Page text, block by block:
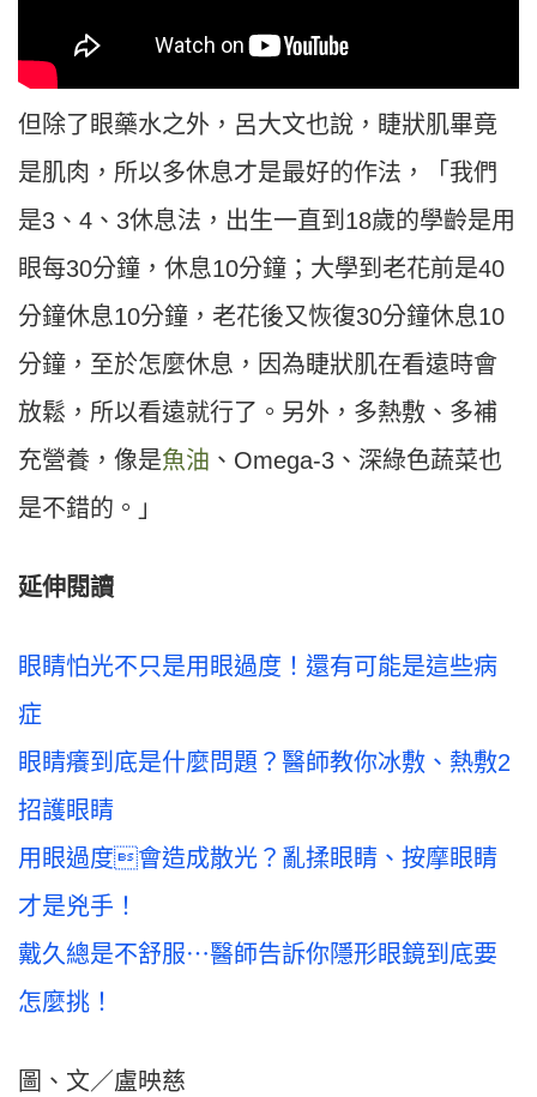
但除了眼藥水之外，呂大文也說，睫狀肌畢竟
是肌肉，所以多休息才是最好的作法，「我們
是3、4、3休息法，出生一直到18歲的學齡是用
眼每30分鐘，休息10分鐘；大學到老花前是40
分鐘休息10分鐘，老花後又恢復30分鐘休息10
分鐘，至於怎麼休息，因為睫狀肌在看遠時會
放鬆，所以看遠就行了。另外，多熱敷、多補
充營養，像是魚油 、Omega-3、深綠色蔬菜也
是不錯的。」
延伸閱讀
眼睛怕光不只是用眼過度！還有可能是這些病
症
眼睛癢到底是什麼問題？醫師教你冰敷、熱敷2
招護眼睛
用眼過度會造成散光？亂揉眼睛、按摩眼睛
才是兇手！
戴久總是不舒服⋯醫師告訴你隱形眼鏡到底要
怎麼挑！
圖、文／盧映慈